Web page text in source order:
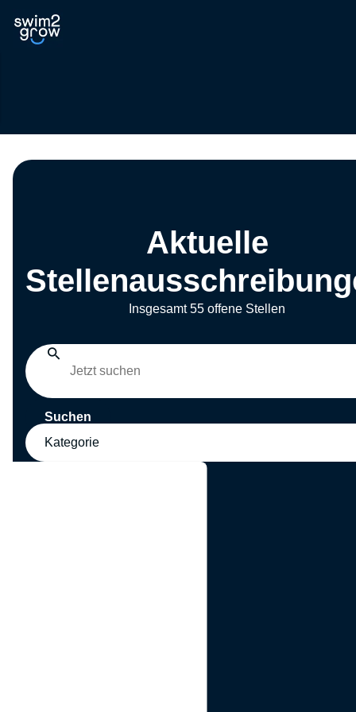
Aktuelle
Insgesamt 55 offene Stellen
Suchen
Kategorie